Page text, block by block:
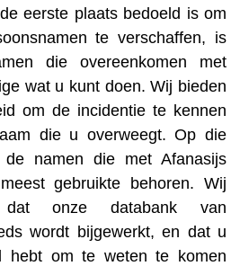
eerste plaats bedoeld is om
te verschaffen, is
die overeenkomen met
wat u kunt doen. Wij bieden
om de incidentie te kennen
die u overweegt. Op die
namen die met Afanasijs
gebruikte behoren. Wij
onze databank van
wordt bijgewerkt, en dat u
hebt om te weten te komen